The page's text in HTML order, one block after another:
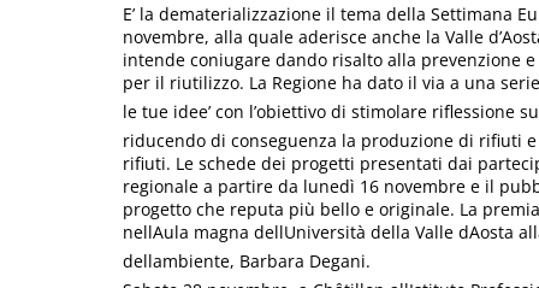
E’ la dematerializzazione il tema della Settimana
novembre, alla quale aderisce anche la Valle
intende coniugare dando risalto alla prevenzione
per il riutilizzo. La Regione ha dato il via a una
le tue idee’ con l’obiettivo di stimolare riflessione
riducendo di conseguenza la produzione di rifiuti
rifiuti. Le schede dei progetti presentati dai
regionale a partire da lunedì 16 novembre e il
progetto che reputa più bello e originale. La
nellAula magna dellUniversità della Valle
dellambiente, Barbara Degani.